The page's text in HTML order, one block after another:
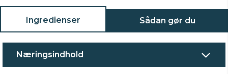
Ingredienser Sådan gør du
Næringsindhold